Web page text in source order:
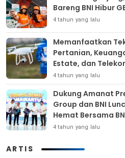
Bareng BNI Hibur
4 tahun yang lalu
Memanfaatkan
Pertanian,
Estate, dan
4 tahun yang lalu
Dukung Amanat
Group dan BNI
Hemat Bersama
4 tahun yang lalu
ARTIS